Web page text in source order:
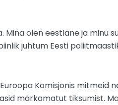
Mina olen eestlane ja minu
juhtum Eesti
Komisjonis mitmeid
märkamatut tiksumist.